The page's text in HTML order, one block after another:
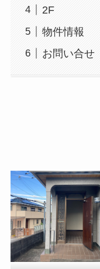
2F
物件情報
お問い合せ